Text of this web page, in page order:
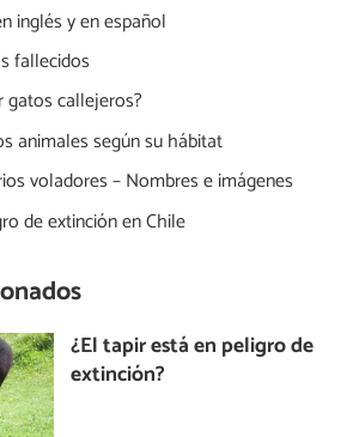
inglés y en español
fallecidos
gatos callejeros?
animales según su hábitat
voladores – Nombres e imágenes
de extinción en Chile
¿El tapir está en peligro de
extinción?